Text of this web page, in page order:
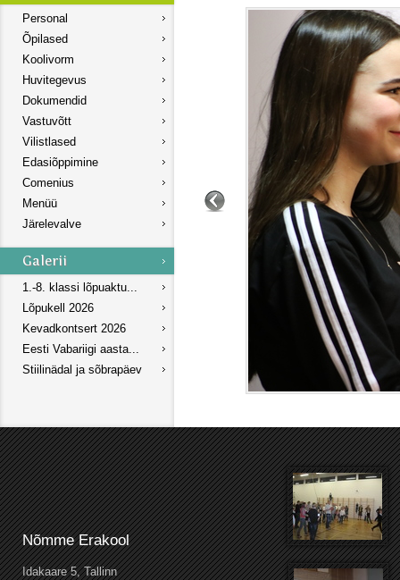
Personal
Õpilased
Koolivorm
Huvitegevus
Dokumendid
Vastuvõtt
Vilistlased
Edasiõppimine
Comenius
Menüü
Järelevalve
1.-8. klassi lõpuaktu...
Lõpukell 2026
Kevadkontsert 2026
Eesti Vabariigi aasta...
Stiilinädal ja sõbrapäev
Nõmme Erakool
Idakaare 5, Tallinn